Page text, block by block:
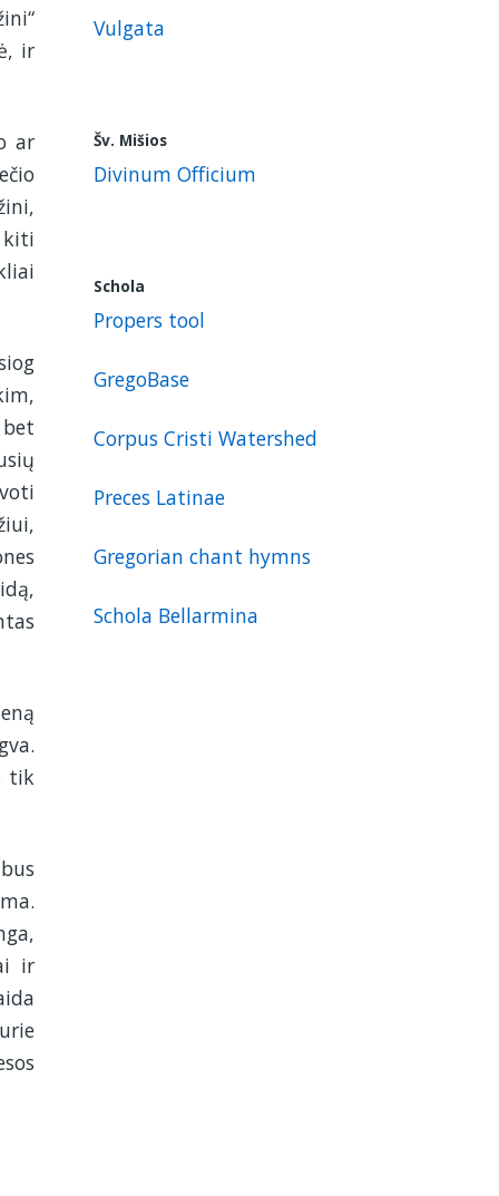
ir
ar
kiti
tik
ir
Vulgata
Šv. Mišios
Divinum Officium
Schola
Propers tool
GregoBase
Corpus Cristi Watershed
Preces Latinae
Gregorian chant hymns
Schola Bellarmina